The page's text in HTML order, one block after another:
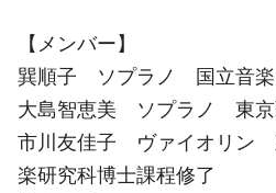
【メンバー】
巽順子 ソプラノ 国立音楽
大島智恵美 ソプラノ 東京
市川友佳子 ヴァイオリン
楽研究科博士課程修了